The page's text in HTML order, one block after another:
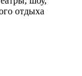
отдыха